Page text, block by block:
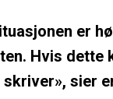
er
Hvis dette
sier